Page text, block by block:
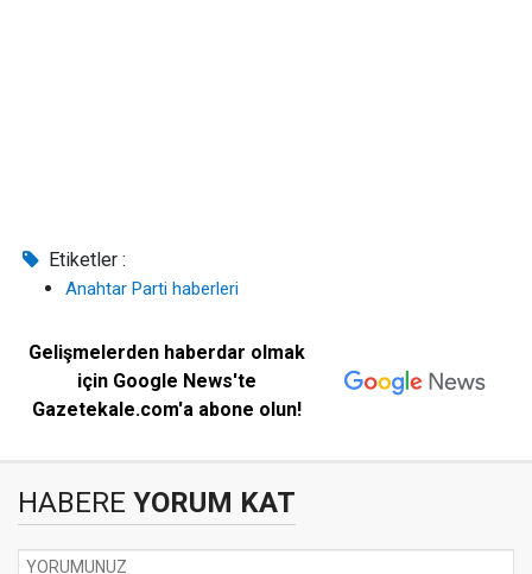
Etiketler :
Anahtar Parti haberleri
Gelişmelerden haberdar olmak
için Google News'te
Gazetekale.com'a abone olun!
HABERE YORUM KAT